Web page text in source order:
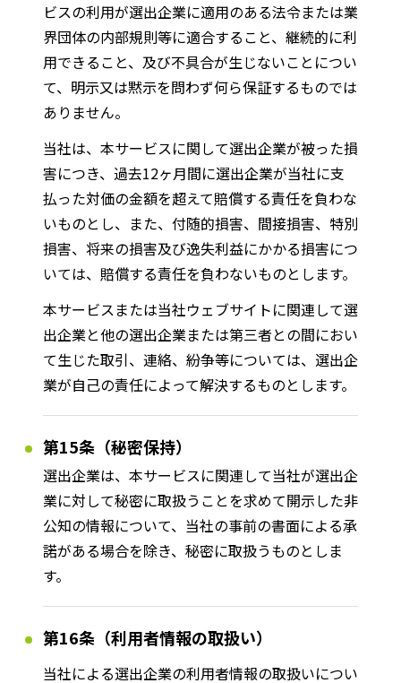
ビスの利用が選出企業に適用のある法令または業
界団体の内部規則等に適合すること、継続的に利
用できること、及び不具合が生じないことについ
て、明示又は黙示を問わず何ら保証するものでは
ありません。
当社は、本サービスに関して選出企業が被った損
害につき、過去12ヶ月間に選出企業が当社に支
払った対価の金額を超えて賠償する責任を負わな
いものとし、また、付随的損害、間接損害、特別
損害、将来の損害及び逸失利益にかかる損害につ
いては、賠償する責任を負わないものとします。
本サービスまたは当社ウェブサイトに関連して選
出企業と他の選出企業または第三者との間におい
て生じた取引、連絡、紛争等については、選出企
業が自己の責任によって解決するものとします。
第15条（秘密保持）
選出企業は、本サービスに関連して当社が選出企
業に対して秘密に取扱うことを求めて開示した非
公知の情報について、当社の事前の書面による承
諾がある場合を除き、秘密に取扱うものとしま
す。
第16条（利用者情報の取扱い）
当社による選出企業の利用者情報の取扱いについ